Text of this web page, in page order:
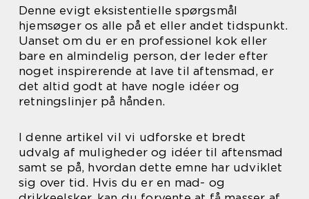
Denne evigt eksistentielle spørgsmål
hjemsøger os alle på et eller andet tidspunkt.
Uanset om du er en professionel kok eller
bare en almindelig person, der leder efter
noget inspirerende at lave til aftensmad, er
det altid godt at have nogle idéer og
retningslinjer på hånden.
I denne artikel vil vi udforske et bredt
udvalg af muligheder og idéer til aftensmad
samt se på, hvordan dette emne har udviklet
sig over tid. Hvis du er en mad- og